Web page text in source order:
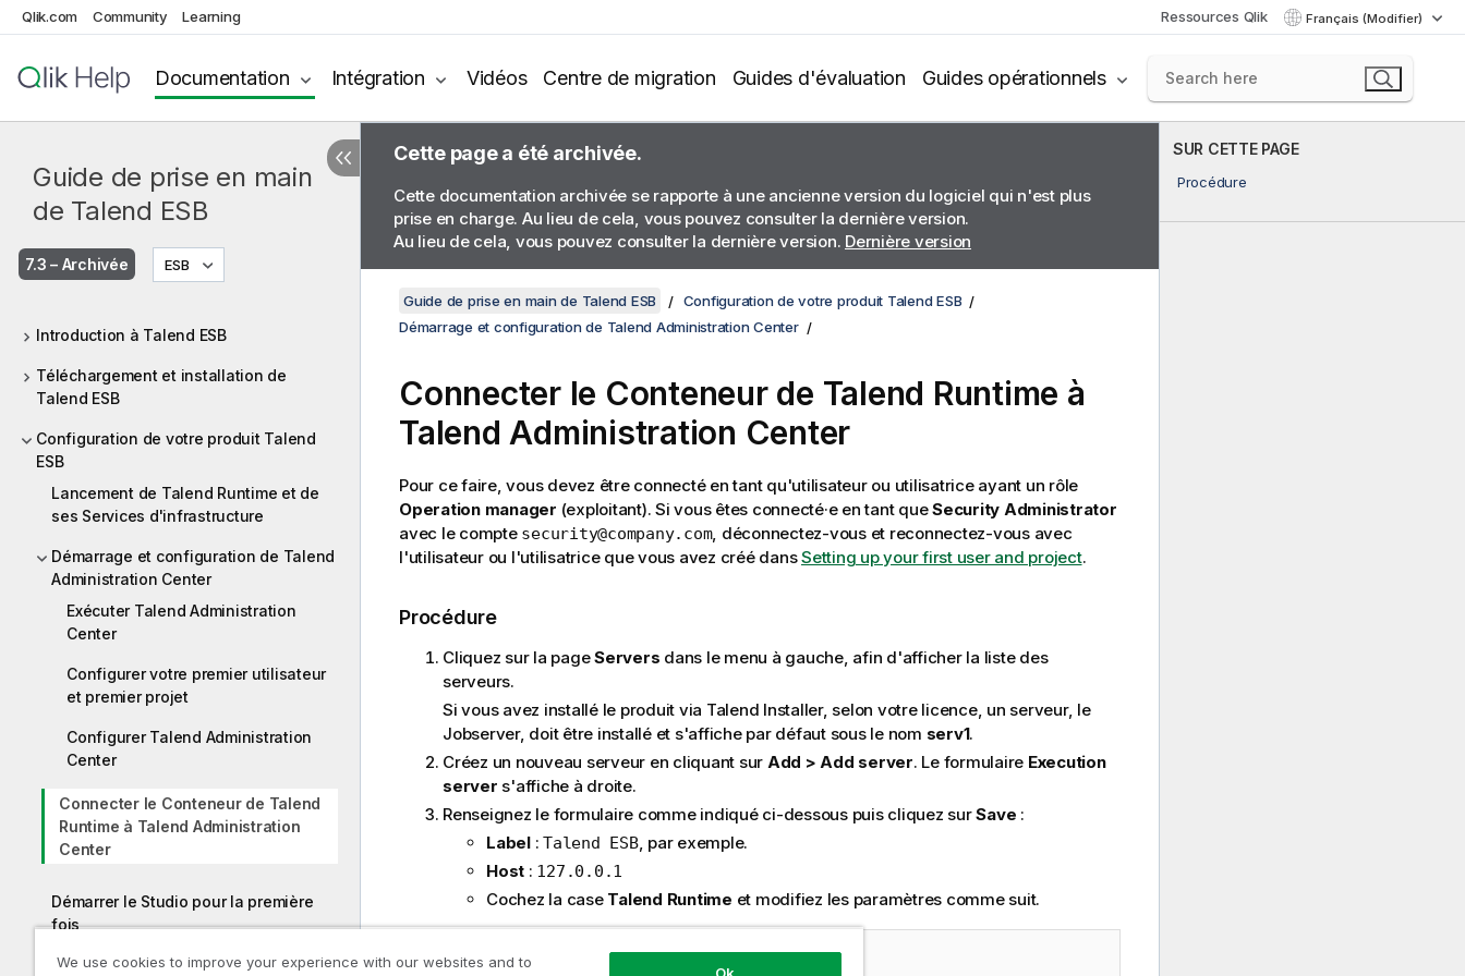
Qlik.com Community Learning Ressources Qlik Français (Modifier)
Documentation Intégration Vidéos Centre de migration Guides d'évaluation Guides opérationnels
Guide de prise en main
de Talend ESB
7.3 – Archivée ESB
Introduction à Talend ESB
Téléchargement et installation de
Talend ESB
Configuration de votre produit Talend
ESB
Lancement de Talend Runtime et de
ses Services d'infrastructure
Démarrage et configuration de Talend
Administration Center
Exécuter Talend Administration
Center
Configurer votre premier utilisateur
et premier projet
Configurer Talend Administration
Center
Connecter le Conteneur de Talend
Runtime à Talend Administration
Center
Démarrer le Studio pour la première
fois
Se connecter au Studio
SUR CETTE PAGE
Procédure
Cette page a été archivée.
Cette documentation archivée se rapporte à une ancienne version du logiciel qui n'est plus
prise en charge. Au lieu de cela, vous pouvez consulter la dernière version.
Au lieu de cela, vous pouvez consulter la dernière version. Dernière version
Guide de prise en main de Talend ESB
Configuration de votre produit Talend ESB
Démarrage et configuration de Talend Administration Center
Connecter le Conteneur de Talend Runtime à
Talend Administration Center
Pour ce faire, vous devez être connecté en tant qu'utilisateur ou utilisatrice ayant un rôle
Operation manager (exploitant). Si vous êtes connecté·e en tant queSecurity Administrator
avec le compte security@company.com, déconnectez-vous et reconnectez-vous avec
l'utilisateur ou l'utilisatrice que vous avez créé dansSetting up your first user and project.
Procédure
Cliquez sur la pageServers dans le menu à gauche, afin d'afficher la liste des
serveurs.
Si vous avez installé le produit via Talend Installer, selon votre licence, un serveur, le
Jobserver, doit être installé et s'affiche par défaut sous le nom serv1.
Créez un nouveau serveur en cliquant sur Add > Add server. Le formulaire Execution
server s'affiche à droite.
Renseignez le formulaire comme indiqué ci-dessous puis cliquez surSave :
Label: Talend ESB, par exemple.
Host : 127.0.0.1
Cochez la case Talend Runtime et modifiez les paramètres comme suit.
We use cookies to improve your experience with our websites and to